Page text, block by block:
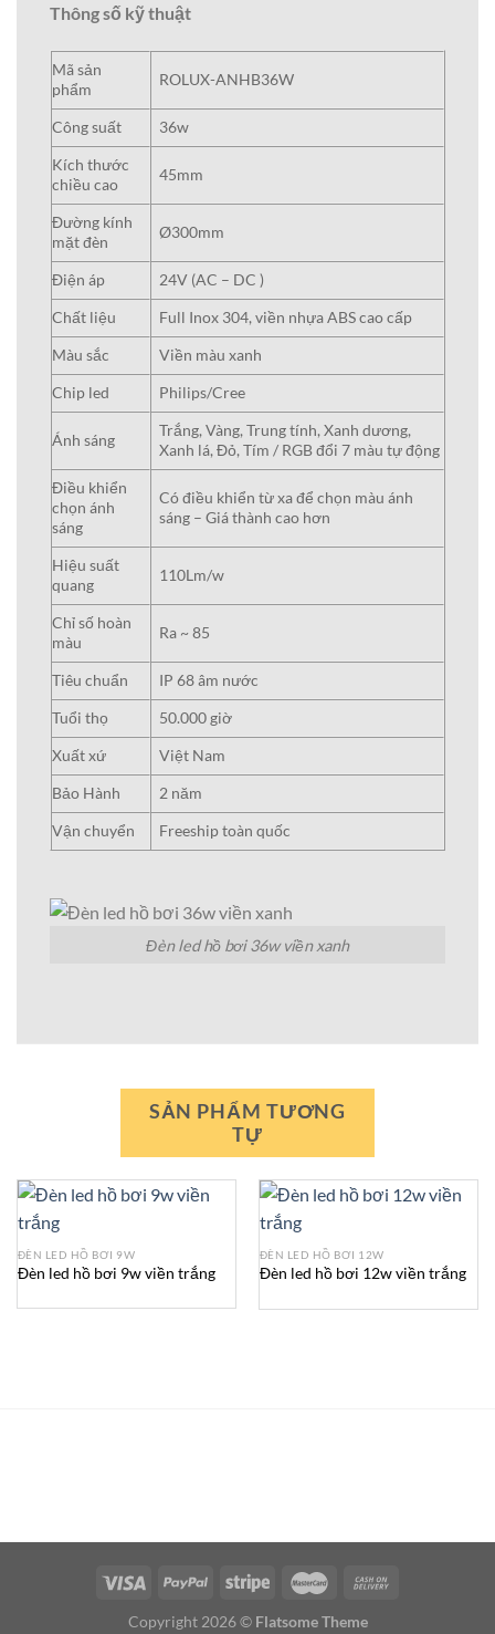
Thông số kỹ thuật
Mã sản
phẩm
ROLUX-ANHB36W
Công suất
36w
Kích thước
chiều cao
45mm
Đường kính
mặt đèn
Ø300mm
Điện áp
24V (AC – DC )
Chất liệu
Full Inox 304, viền nhựa ABS cao cấp
Màu sắc
Viền màu xanh
Chip led
Philips/Cree
Ánh sáng
Trắng, Vàng, Trung tính, Xanh dương,
Xanh lá, Đỏ, Tím / RGB đổi 7 màu tự động
Điều khiển
chọn ánh
sáng
Có điều khiển từ xa để chọn màu ánh
sáng – Giá thành cao hơn
Hiệu suất
quang
110Lm/w
Chỉ số hoàn
màu
Ra ~ 85
Tiêu chuẩn
IP 68 âm nước
Tuổi thọ
50.000 giờ
Xuất xứ
Việt Nam
Bảo Hành
2 năm
Vận chuyển
Freeship toàn quốc
Đèn led hồ bơi 36w viền xanh
SẢN PHẨM TƯƠNG
TỰ
ĐÈN LED HỒ BƠI 9W
Đèn led hồ bơi 9w viền trắng
ĐÈN LED HỒ BƠI 12W
Đèn led hồ bơi 12w viền trắng
Copyright 2026 © Flatsome Theme